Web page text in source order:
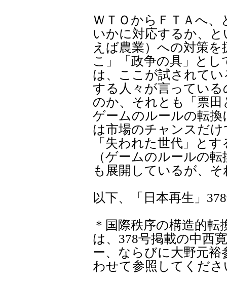
ＷＴＯからＦＴＡへ
いかに対応するか、
えば農業）への対策
こ」「政争の具」と
は、ここが試されて
する人々が言ってい
のか、それとも「票
ゲームのルールの転
は市場のチャンスだ
「失われた世代」と
（ゲームのルールの
も展開しているが、
以下、「日本再生」
＊国際秩序の構造的
は、378号掲載の中西
ー、ならびに大野元
わせて参照してくださ